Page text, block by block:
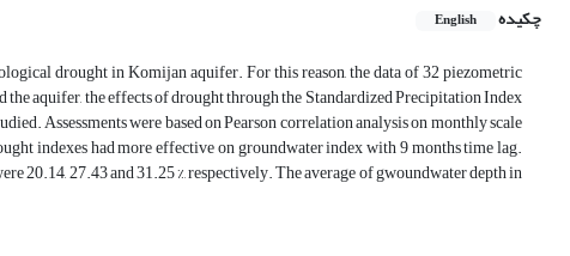
چکیده
English
drought in Komijan aquifer. For this reason, the data of 32 piezometric
aquifer, the effects of drought through the Standardized Precipitation Index
Assessments were based on Pearson correlation analysis on monthly scale
indexes had more effective on groundwater index with 9 months time lag.
20.14, 27.43 and 31.25 %, respectively. The average of gwoundwater depth in